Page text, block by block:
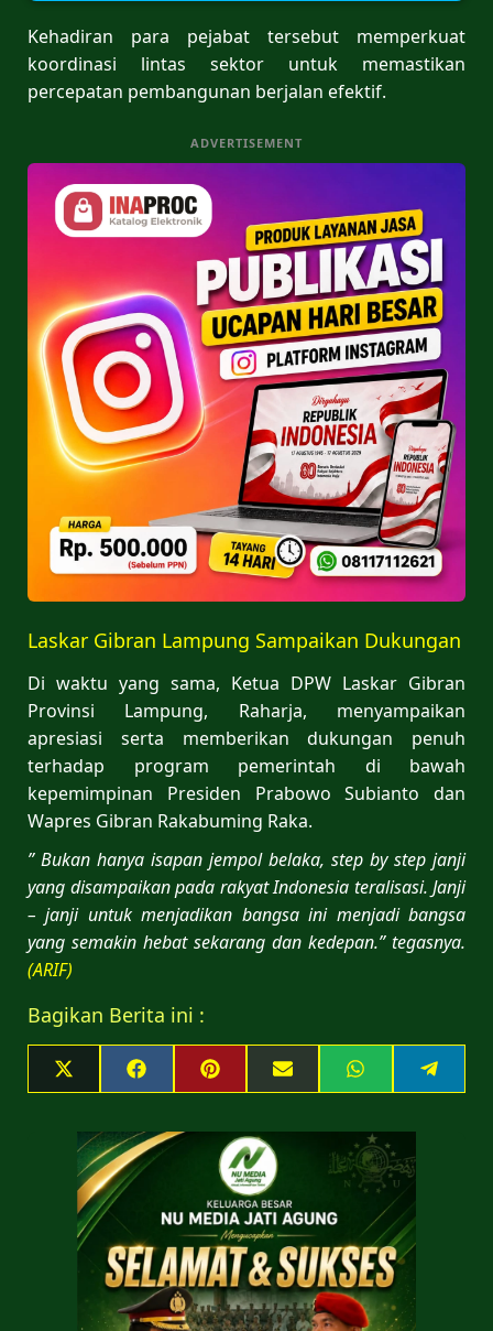
Kehadiran para pejabat tersebut memperkuat
koordinasi lintas sektor untuk memastikan
percepatan pembangunan berjalan efektif.
ADVERTISEMENT
Laskar Gibran Lampung Sampaikan Dukungan
Di waktu yang sama, Ketua DPW Laskar Gibran
Provinsi Lampung, Raharja, menyampaikan
apresiasi serta memberikan dukungan penuh
terhadap program pemerintah di bawah
kepemimpinan Presiden Prabowo Subianto dan
Wapres Gibran Rakabuming Raka.
” Bukan hanya isapan jempol belaka, step by step janji
yang disampaikan pada rakyat Indonesia teralisasi. Janji
– janji untuk menjadikan bangsa ini menjadi bangsa
yang semakin hebat sekarang dan kedepan.” tegasnya.
(ARIF)
Bagikan Berita ini :